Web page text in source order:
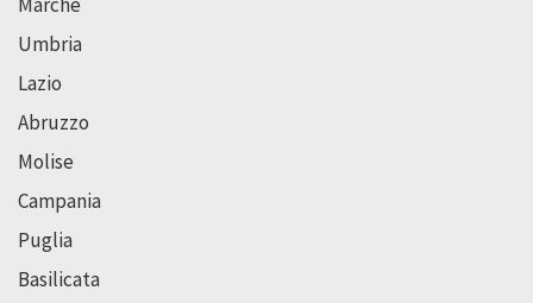
Umbria
Lazio
Abruzzo
Molise
Campania
Puglia
Basilicata